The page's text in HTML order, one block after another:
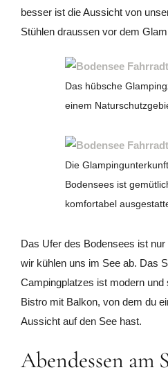
besser ist die Aussicht von
Stühlen draussen vor dem
Das hübsche
einem
Die
Bodensees ist
komfortabel
Das Ufer des Bodensees ist
wir kühlen uns im See ab. Das
Campingplatzes ist modern
Bistro mit Balkon, von dem du
Aussicht auf den See hast.
Abendessen am